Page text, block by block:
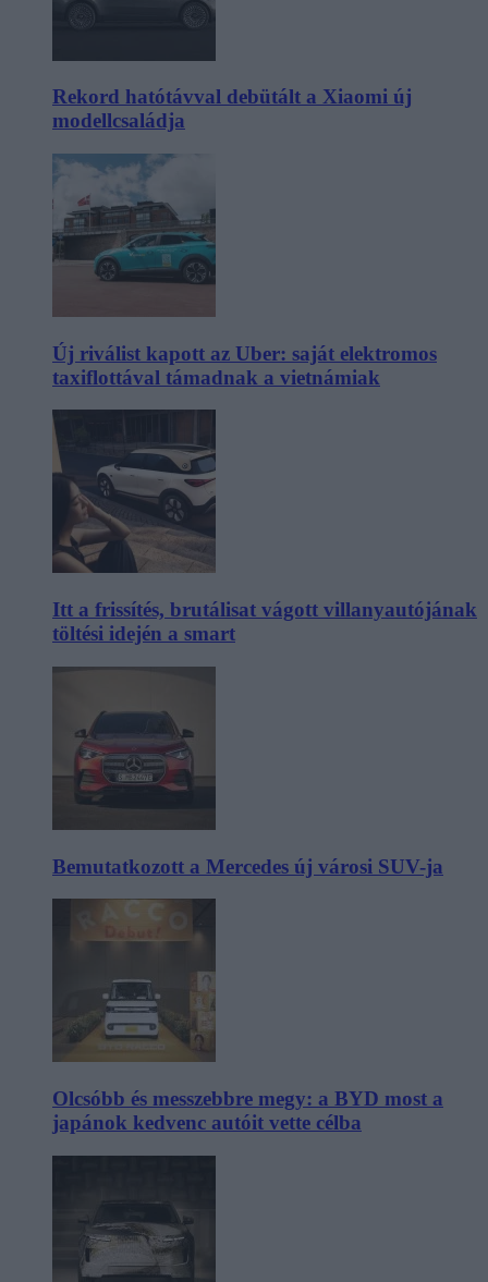
Rekord hatótávval debütált a Xiaomi új
modellcsaládja
Új riválist kapott az Uber: saját elektromos
taxiflottával támadnak a vietnámiak
Itt a frissítés, brutálisat vágott villanyautójának
töltési idején a smart
Bemutatkozott a Mercedes új városi SUV-ja
Olcsóbb és messzebbre megy: a BYD most a
japánok kedvenc autóit vette célba